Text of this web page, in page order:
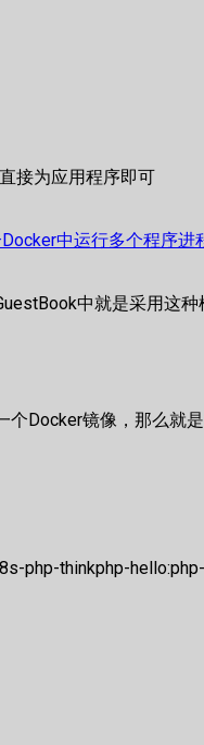
接为应用程序即可
中运行多个程序进
中就是采用这
Docker镜像，那么就
php-thinkphp-